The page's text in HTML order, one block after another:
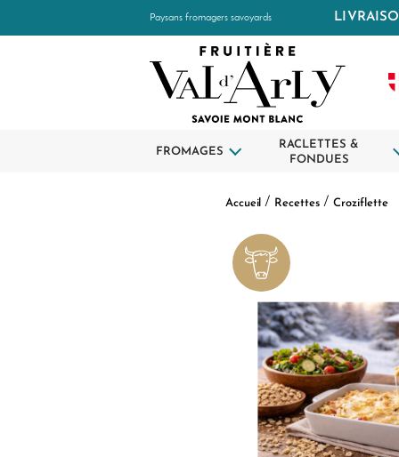
Paysans fromagers savoyards
FROMAGES
RACLETTES &
FONDUES
Accueil Recettes Croziflette